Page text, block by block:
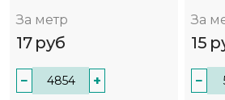
За метр
17 руб
− +
За
15
−